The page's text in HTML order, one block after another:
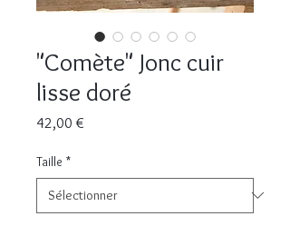
"Comète" Jonc cuir
lisse doré
42,00 €
Taille *